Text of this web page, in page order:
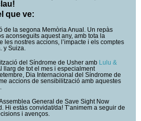
que ve:
de la segona Memòria Anual. Un repàs
aconseguits aquest any, amb tota la
les nostres accions, l’impacte i els comptes
y Suiza.
del Síndrome de Usher amb Lulu &
llarg de tot el mes i especialment
Dia Internacional del Síndrome de
accions de sensibilització amb aquestes
General de Save Sight Now
Hi estàs convidat/da! T’animem a seguir de
i avenços.